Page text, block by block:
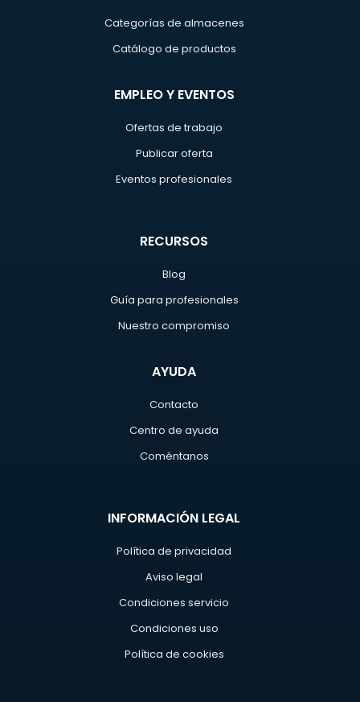
Categorías de almacenes
Catálogo de productos
EMPLEO Y EVENTOS
Ofertas de trabajo
Publicar oferta
Eventos profesionales
RECURSOS
Blog
Guía para profesionales
Nuestro compromiso
AYUDA
Contacto
Centro de ayuda
Coméntanos
INFORMACIÓN LEGAL
Política de privacidad
Aviso legal
Condiciones servicio
Condiciones uso
Política de cookies